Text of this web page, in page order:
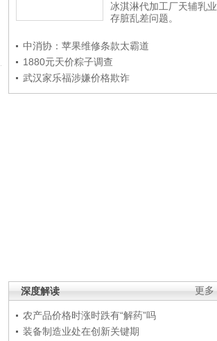
冰淇淋代加工厂天辅乳业
存脏乱差问题。
中消协：苹果维修条款太霸道
1880元天价粽子调查
武汉家乐福涉嫌价格欺诈
更多
深度解读
农产品价格时涨时跌有“解药”吗
装备制造业处在创新关键期